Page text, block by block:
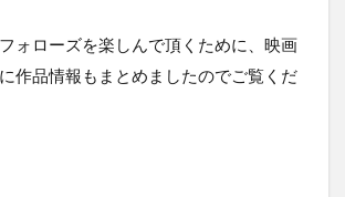
ォローズを楽しんで頂くために、映画
作品情報もまとめましたのでご覧くだ